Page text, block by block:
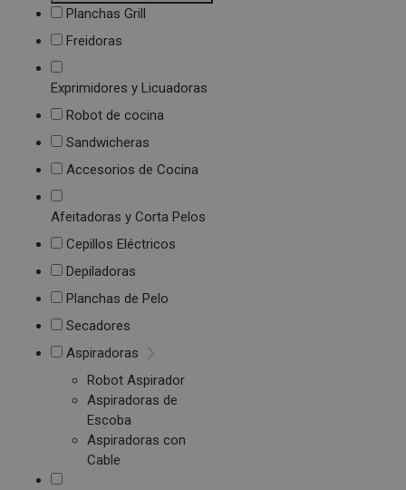
Planchas Grill
Freidoras
Exprimidores y Licuadoras
Robot de cocina
Sandwicheras
Accesorios de Cocina
Afeitadoras y Corta Pelos
Cepillos Eléctricos
Depiladoras
Planchas de Pelo
Secadores
Aspiradoras
Robot Aspirador
Aspiradoras de
Escoba
Aspiradoras con
Cable